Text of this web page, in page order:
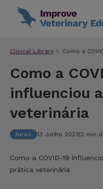
Clinical Library Como a
Como a
influenciou
veterinária
News 13 Junho 2023|2 min
Como a COVID-19
prática veterinária